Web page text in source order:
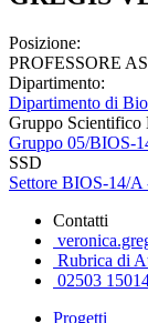
Posizione:
PROFESSORE
Dipartimento:
Dipartimento di
Gruppo Scientifico
Gruppo 05/BIOS-
SSD
Settore BIOS-14/A
Contatti
Rubrica di
02503
Progetti